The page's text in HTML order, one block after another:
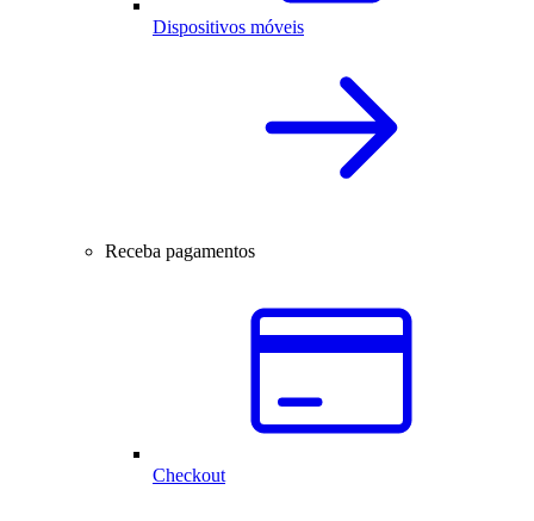
Dispositivos móveis
Receba pagamentos
Checkout